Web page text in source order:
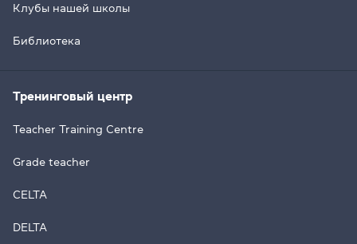
Клубы нашей школы
Библиотека
Тренинговый центр
Teacher Training Centre
Grade teacher
CELTA
DELTA